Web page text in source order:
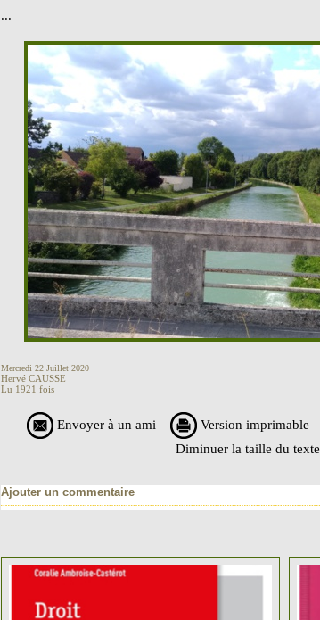
...
Mercredi 22 Juillet 2020
Hervé CAUSSE
Lu 1921 fois
Envoyer à un ami Version imprimable
Diminuer la taille du texte
Ajouter un commentaire